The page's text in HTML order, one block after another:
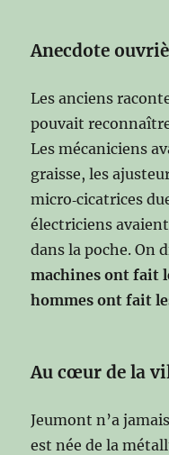
Anecdote
Les anciens
pouvait
Les mécaniciens
graisse, les
micro‑cicatrices
électriciens
dans la poche. On
machines ont fait
hommes ont fait
Au cœur de la
Jeumont n’a
est née de la